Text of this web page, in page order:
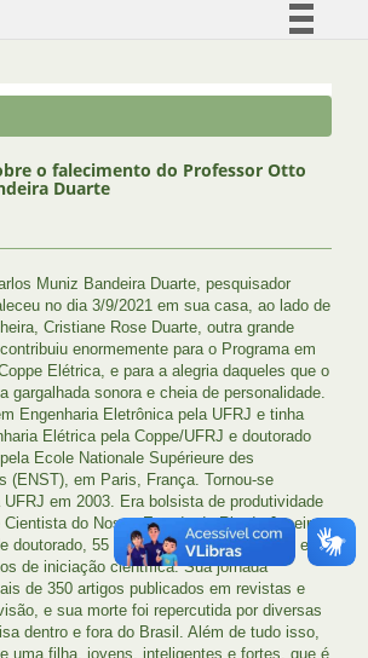
Comunica BR
Acesso à informação
o falecimento do Professor Otto
Duarte
Muniz Bandeira Duarte, pesquisador
no dia 3/9/2021 em sua casa, ao lado de
Cristiane Rose Duarte, outra grande
enormemente para o Programa em
Elétrica, e para a alegria daqueles que o
gargalhada sonora e cheia de personalidade.
Engenharia Eletrônica pela UFRJ e tinha
Elétrica pela Coppe/UFRJ e doutorado
Ecole Nationale Supérieure des
(ENST), em Paris, França. Tornou-se
UFRJ em 2003. Era bolsista de produtividade
do Nosso Estado do Rio de Janeiro.
doutorado, 55 dissertações de mestrado e
de iniciação científica. Sua jornada
de 350 artigos publicados em revistas e
e sua morte foi repercutida por diversas
dentro e fora do Brasil. Além de tudo isso,
uma filha, jovens, inteligentes e fortes, que é